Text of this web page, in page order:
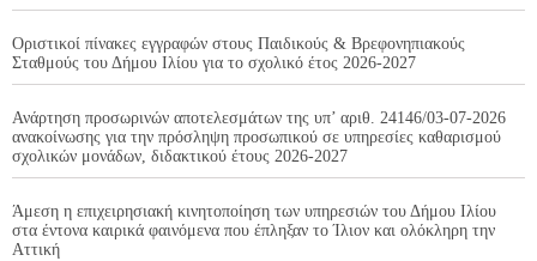
Οριστικοί πίνακες εγγραφών στους Παιδικούς & Βρεφονηπιακούς
Σταθμούς του Δήμου Ιλίου για το σχολικό έτος 2026-2027
Ανάρτηση προσωρινών αποτελεσμάτων της υπ’ αριθ. 24146/03-07-2026
ανακοίνωσης για την πρόσληψη προσωπικού σε υπηρεσίες καθαρισμού
σχολικών μονάδων, διδακτικού έτους 2026-2027
Άμεση η επιχειρησιακή κινητοποίηση των υπηρεσιών του Δήμου Ιλίου
στα έντονα καιρικά φαινόμενα που έπληξαν το Ίλιον και ολόκληρη την
Αττική